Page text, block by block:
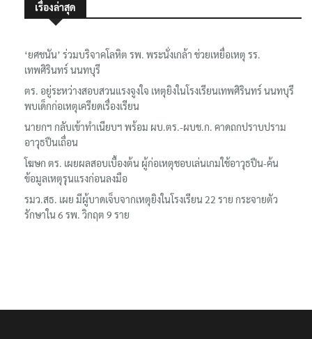
เรื่องล่าสุด
‘ยศชนัน’ ร่วมบริจาคโลหิต รพ. พระนั่งเกล้า ช่วยเหยื่อเหตุ รร.
เทพศิรินทร์ นนทบุรี
ตร. อยู่ระหว่างสอบสวนแรงจูงใจ เหตุยิงในโรงเรียนเทพศิรินทร์ นนทบุรี
พบเด็กก่อเหตุเครียดเรื่องเรียน
นายกฯ กลับเข้าทำเนียบฯ พร้อม ผบ.ตร.-ผบช.ก. คาดถกปราบปราม
อาวุธปืนเถื่อน
โฆษก ตร. เผยผลสอบเบื้องต้น ผู้ก่อเหตุชอบเล่นเกมใช้อาวุธปืน-ค้น
ข้อมูลเหตุรุนแรงก่อนลงมือ
รมว.สธ. เผย มีผู้บาดเจ็บจากเหตุยิงในโรงเรียน 22 ราย กระจายตัว
รักษาใน 6 รพ. วิกฤต 9 ราย